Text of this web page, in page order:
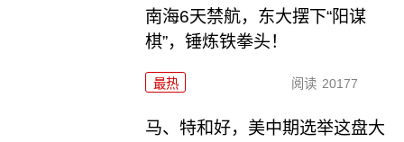
南海6天禁航，东大摆下“阳谋
棋”，锤炼铁拳头！
最热 阅读 20177
马、特和好，美中期选举这盘大